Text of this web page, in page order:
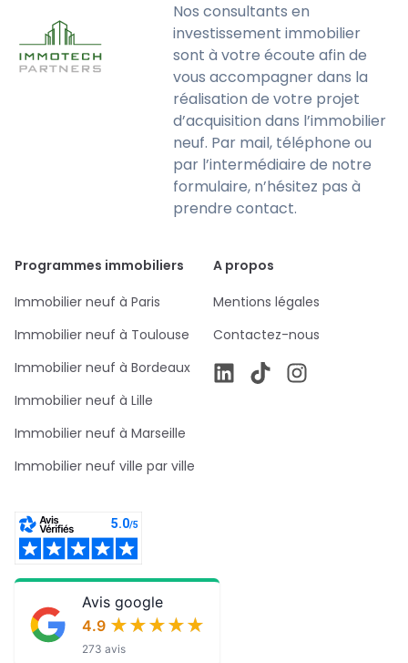
Nos consultants en
investissement immobilier
sont à votre écoute afin de
vous accompagner dans la
réalisation de votre projet
d’acquisition dans l’immobilier
neuf. Par mail, téléphone ou
par l’intermédiaire de notre
formulaire, n’hésitez pas à
prendre contact.
Programmes immobiliers
Immobilier neuf à Paris
Immobilier neuf à Toulouse
Immobilier neuf à Bordeaux
Immobilier neuf à Lille
Immobilier neuf à Marseille
Immobilier neuf ville par ville
A propos
Mentions légales
Contactez-nous
Avis google
4.9 ★★★★★
★★★★★
273 avis